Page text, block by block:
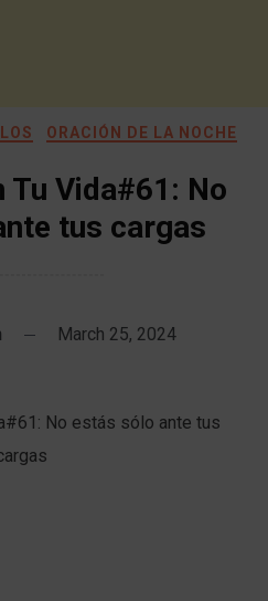
ORACIÓN DE LA NOCHE
Tu Vida#61: No
tus cargas
March 25, 2024